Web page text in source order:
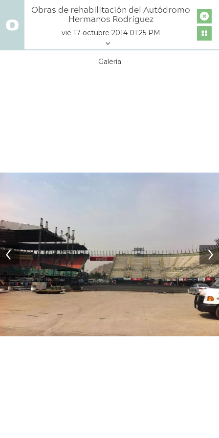
Obras de rehabilitación del Autódromo
Hermanos Rodríguez
vie 17 octubre 2014 01:25 PM
Galería